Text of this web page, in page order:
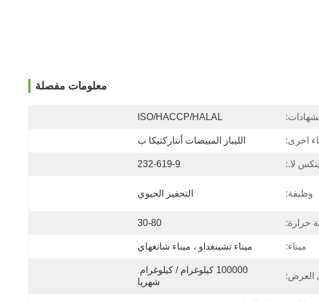
معلومات مفصلة
ISO/HACCP/HALAL
اخرى: الليباز المبيضات أنتاركتيكا ب
اينكس لا.: 232-619-9
وظيفة: التحفيز الحيوي
حرارة: 30-80
ميناء: ميناء تشينغداو ، ميناء شانغهاي
العرض:
شهريا